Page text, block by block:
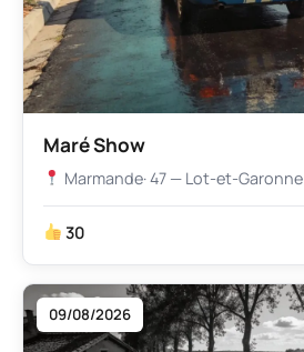
Maré Show
Marmande· 47 — Lot-et-Garonne
30
09/08/2026